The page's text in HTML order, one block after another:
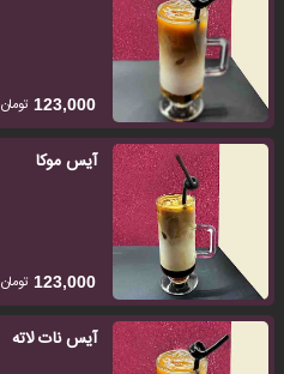
123,000 تومان
آیس موکا
123,000 تومان
آیس نات لاته